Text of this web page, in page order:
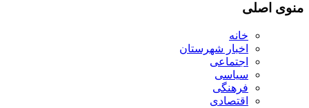
منوی اصلی
خانه
اخبار شهرستان
اجتماعی
سیاسی
فرهنگی
اقتصادی